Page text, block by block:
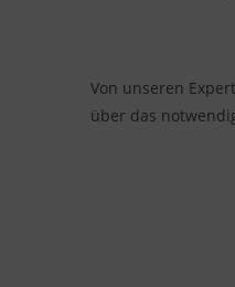
Von unseren
über das